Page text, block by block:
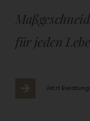
für jeden
Jetzt